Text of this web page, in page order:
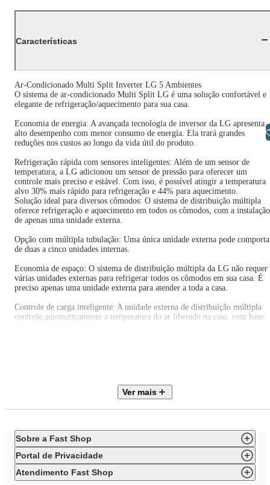
Características
Ar-Condicionado Multi Split Inverter LG 5 Ambientes
O sistema de ar-condicionado Multi Split LG é uma solução confortável e
elegante de refrigeração/aquecimento para sua casa.
Economia de energia: A avançada tecnologia de inversor da LG apresenta
alto desempenho com menor consumo de energia. Ela trará grandes
reduções nos custos ao longo da vida útil do produto.
Refrigeração rápida com sensores inteligentes: Além de um sensor de
temperatura, a LG adicionou um sensor de pressão para oferecer um
controle mais preciso e estável. Com isso, é possível atingir a temperatura
alvo 30% mais rápido para refrigeração e 44% para aquecimento.
Solução ideal para diversos cômodos: O sistema de distribuição múltipla
oferece refrigeração e aquecimento em todos os cômodos, com a instalação
de apenas uma unidade externa.
Opção com múltipla tubulação: Uma única unidade externa pode
de duas a cinco unidades internas.
Economia de espaço: O sistema de distribuição múltipla da LG não requer
várias unidades externas para refrigerar todos os cômodos em sua casa. É
preciso apenas uma unidade externa para atender a toda a casa.
Controle de carga inteligente: A unidade externa de distribuição múltipla
controle automaticamente a temperatura do ar liberado na casa, com base
distribuída entre elas conforme a necessidade de cada ambiente.
Itens inclusos neste conjunto:
5 (Cinco) Evaporadora HW 9.000 BTU/h
Ver mais
Sobre a Fast Shop
Portal de Privacidade
Atendimento Fast Shop
Libras